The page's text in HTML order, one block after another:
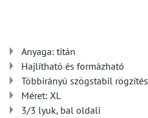
Anyaga: titán
Hajlítható és formázható
Többirányú szögstabil rögzítés
Méret: XL
3/3 lyuk, bal oldali